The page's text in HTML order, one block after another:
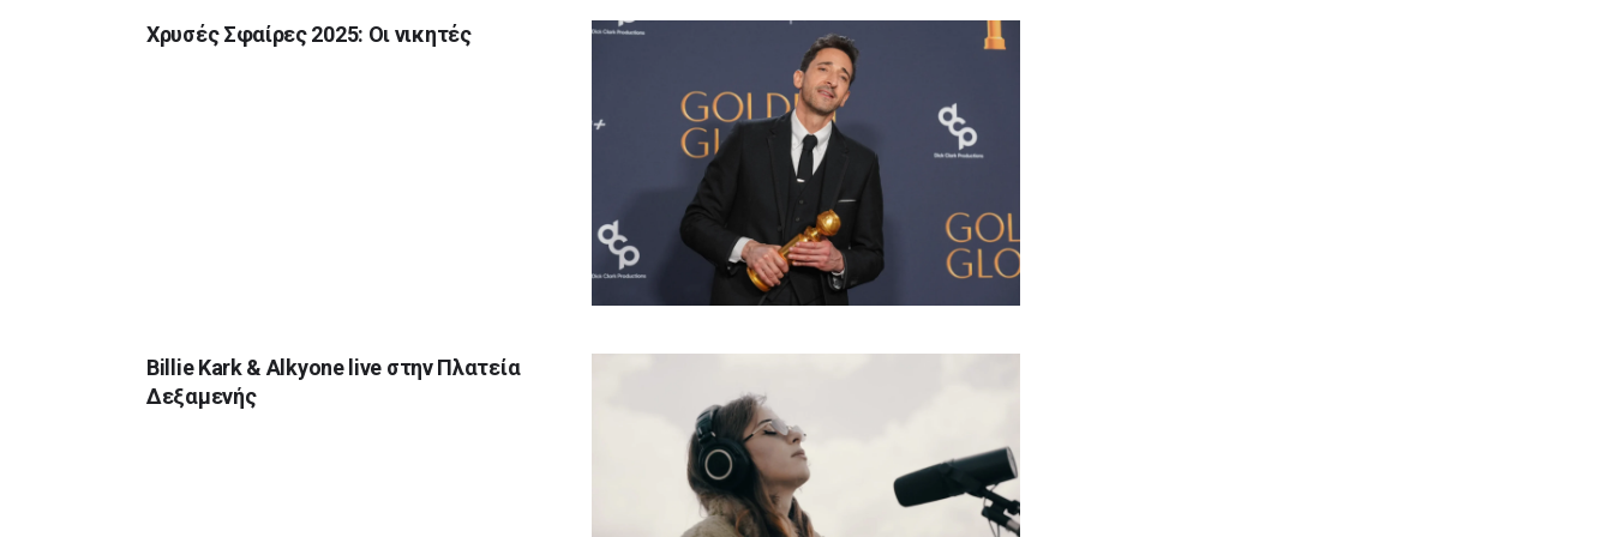
Χρυσές Σφαίρες 2025: Οι νικητές
Billie Kark & Alkyone live στην Πλατεία
Δεξαμενής